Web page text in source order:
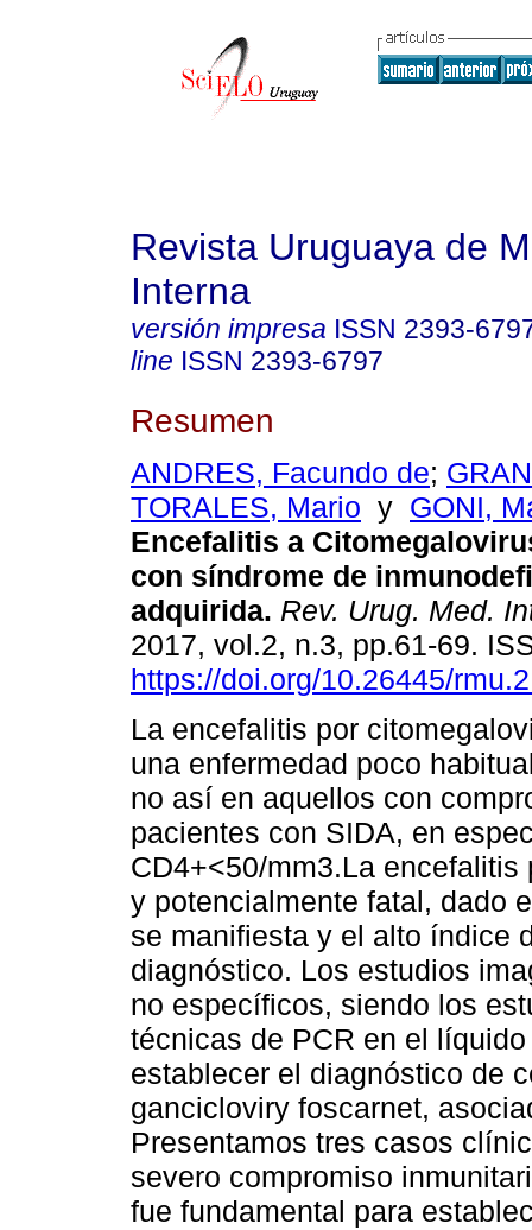
Revista Uruguaya de
Interna
versión impresa ISSN 2393-
line ISSN 2393-6797
Resumen
ANDRES, Facundo de;
TORALES, Mario y GONI,
Encefalitis a
con síndrome de
adquirida. Rev. Urug. Med.
2017, vol.2, n.3, pp.61-69.
https://doi.org/10.26445/
La encefalitis por
una enfermedad poco
no así en aquellos con
pacientes con SIDA, en
CD4+<50/mm3.La
y potencialmente fatal, dado
se manifiesta y el alto índice
diagnóstico. Los estudios
no específicos, siendo los
técnicas de PCR en el
establecer el diagnóstico de
gancicloviry foscarnet,
Presentamos tres casos
severo compromiso
fue fundamental para